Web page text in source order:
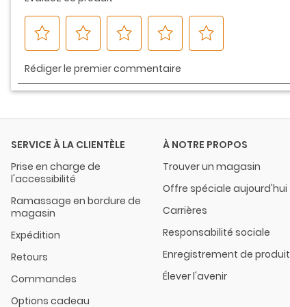
SERVICE À LA CLIENTÈLE
Prise en charge de
l'accessibilité
Ramassage en bordure de
magasin
Expédition
Retours
Commandes
Options cadeau
À NOTRE PROPOS
Trouver un magasin
Offre spéciale aujourd'hui
Carrières
Responsabilité sociale
Enregistrement de produit
Élever l'avenir